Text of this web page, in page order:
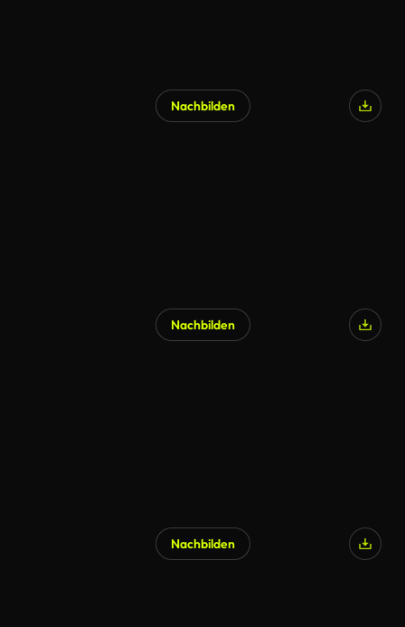
Nachbilden
Nachbilden
Nachbilden